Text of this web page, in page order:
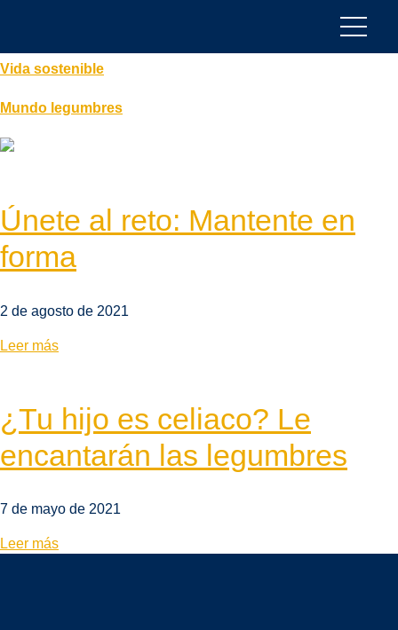
Vida sostenible
Mundo legumbres
Únete al reto: Mantente en
forma
2 de agosto de 2021
Leer más
¿Tu hijo es celiaco? Le
encantarán las legumbres
7 de mayo de 2021
Leer más